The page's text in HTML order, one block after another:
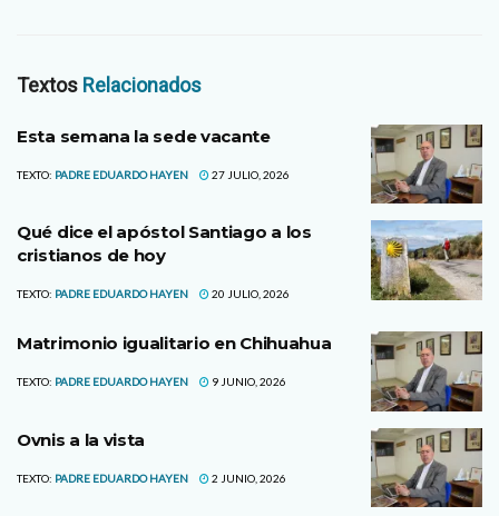
Textos Relacionados
Esta semana la sede vacante
TEXTO: PADRE EDUARDO HAYEN 27 JULIO, 2026
Qué dice el apóstol Santiago a los
cristianos de hoy
TEXTO: PADRE EDUARDO HAYEN 20 JULIO, 2026
Matrimonio igualitario en Chihuahua
TEXTO: PADRE EDUARDO HAYEN 9 JUNIO, 2026
Ovnis a la vista
TEXTO: PADRE EDUARDO HAYEN 2 JUNIO, 2026